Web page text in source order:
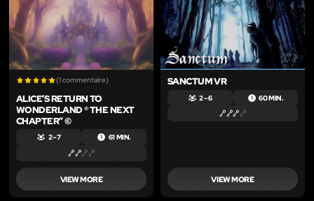
(1 commentaire)
ALICE’S RETURN TO
WONDERLAND ® THE NEXT
CHAPTER” ©
2 – 7 61 MIN.
VIEW MORE
SANCTUM VR
2 – 6 60 MIN.
VIEW MORE